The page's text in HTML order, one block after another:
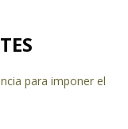
para imponer el